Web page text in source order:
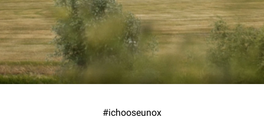
#ichooseunox